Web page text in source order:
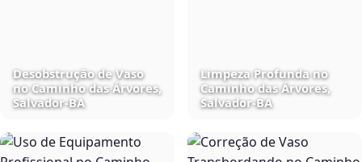
Desobstrução de Vaso
no Caminho das Árvores,
Salvador‑BA
Limpeza Profunda no
Caminho das Árvores,
Salvador‑BA